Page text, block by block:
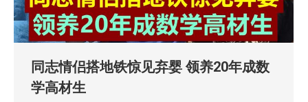
同志情侣搭地铁惊见弃婴 领养20年成数
学高材生